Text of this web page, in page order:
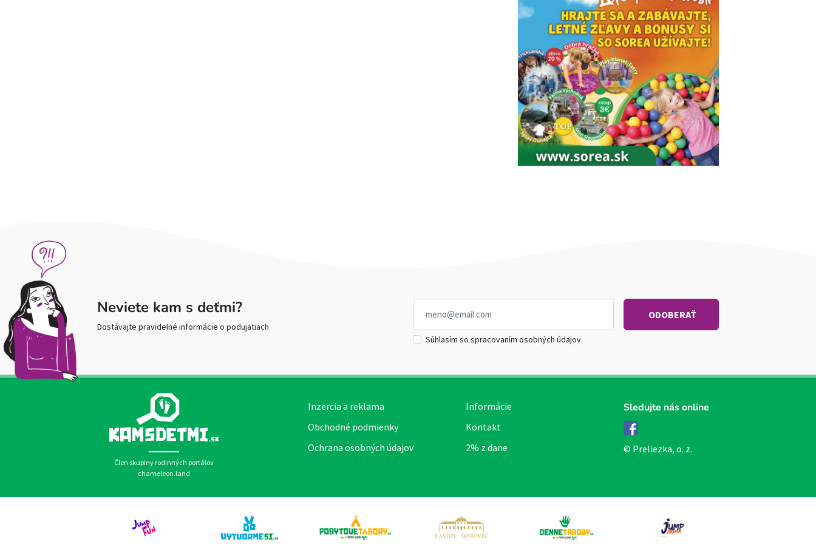
Neviete kam s deťmi?
Dostávajte pravidelné informácie o podujatiach
Súhlasím so spracovaním osobných údajov
Člen skupiny rodinných portálov
chameleon.land
Inzercia a reklama
Obchodné podmienky
Ochrana osobných údajov
Informácie
Kontakt
2% z dane
Sledujte nás online
© Preliezka, o. z.